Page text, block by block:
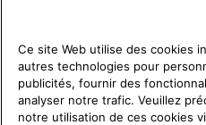
Ce site Web utilise des cookies
autres technologies pour
publicités, fournir des
analyser notre trafic. Veuillez
notre utilisation de ces cookies